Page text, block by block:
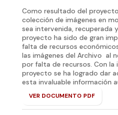
Como resultado del
colección de imágenes en
sea intervenida, recuperada
proyecto ha sido de gran
falta de recursos
las imágenes del Archivo al
por falta de recursos. Con la
proyecto se ha logrado dar
esta invaluable información
VER DOCUMENTO PDF